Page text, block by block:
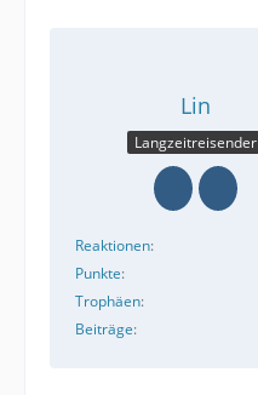
Lin
Langzeitreisender
Reaktionen
Punkte
Trophäen
Beiträge